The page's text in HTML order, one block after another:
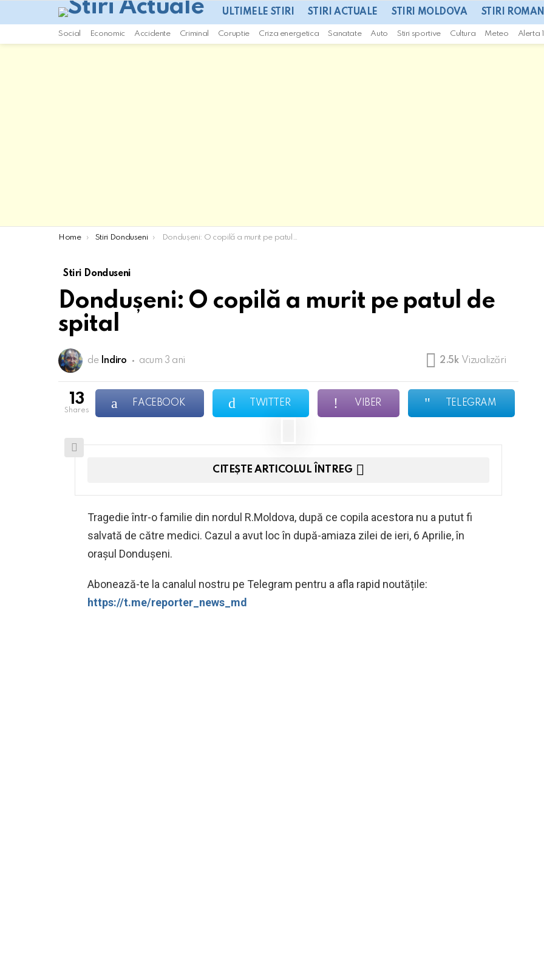
ULTIMELE STIRI STIRI ACTUALE STIRI MOLDOVA STIRI
Social Economic Accidente Criminal Coruptie Criza energetica Sanatate Auto Stiri sportive Cultura Meteo Alerta
You are here:
Home Stiri Donduseni Dondușeni: O copilă a murit pe patul de spital
Stiri Donduseni
Dondușeni: O copilă a murit pe patul de
spital
de Indiro acum 3 ani 2.5k Vizualizări
13
shares
FACEBOOK TWITTER VIBER TELEGRAM
CITEȘTE ARTICOLUL ÎNTREG
Tragedie într-o familie din nordul R.Moldova, după ce copila acestora nu a putut fi
salvată de către medici. Cazul a avut loc în după-amiaza zilei de ieri, 6 Aprilie, în
orașul Dondușeni.
Abonează-te la canalul nostru pe Telegram pentru a afla rapid noutățile:
https://t.me/reporter_news_md